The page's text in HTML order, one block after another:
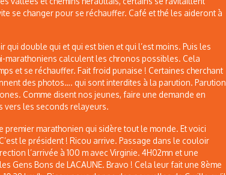
se changer pour se réchauffer. Café et thé les aideront à
qui double qui et qui est bien et qui l’est moins. Puis les
marathoniens calculent les chronos possibles. Cela
et se réchauffer. Fait froid punaise ! Certaines cherchant
des photos…. qui sont interdites à la parution. Parution
Comme disent nos jeunes, faire une demande en
vers les seconds relayeurs.
premier marathonien qui sidère tout le monde. Et voici
le président ! Ricou arrive. Passage dans le couloir
l’arrivée à 100 m avec Virginie. 4H02mn et une
Gens Bons de LACAUNE. Bravo ! Cela leur fait une 8ème